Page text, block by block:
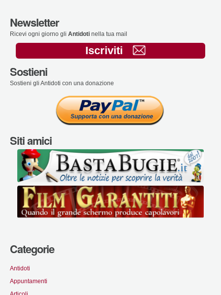
Newsletter
Ricevi ogni giorno gli Antidoti nella tua mail
Iscriviti
Sostieni
Sostieni gli Antidoti con una donazione
Siti amici
Categorie
Antidoti
Appuntamenti
Articoli